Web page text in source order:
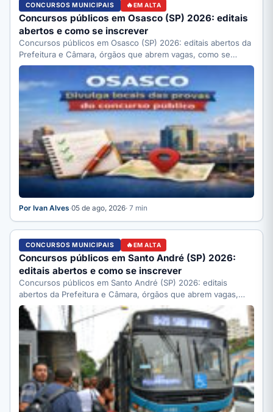
CONCURSOS MUNICIPAIS EM ALTA
Concursos públicos em Osasco (SP) 2026: editais
abertos e como se inscrever
Concursos públicos em Osasco (SP) 2026: editais abertos da
Prefeitura e Câmara, órgãos que abrem vagas, como se…
Por Ivan Alves·05 de ago, 2026· 7 min
CONCURSOS MUNICIPAIS EM ALTA
Concursos públicos em Santo André (SP) 2026:
editais abertos e como se inscrever
Concursos públicos em Santo André (SP) 2026: editais
abertos da Prefeitura e Câmara, órgãos que abrem vagas,
como…